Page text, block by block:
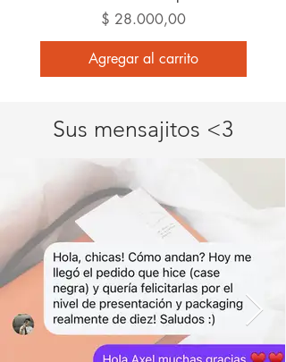
Precio
$ 28.000,00
Agregar al carrito
Sus mensajitos <3